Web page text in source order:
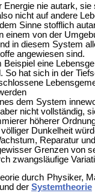
nie autark,
nicht auf andere
Sinne stofflich
einem von der
in diesem System
angewiesen sind.
eine
So hat sich in der
dem System
nicht vollständig,
höherer
Dunkelheit
Reparatur
Grenzen von
zwangsläufige
durch Physiker,
der Systemtheorie